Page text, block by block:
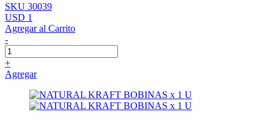
SKU 30039
USD 1
Agregar al Carrito
-
+
Agregar